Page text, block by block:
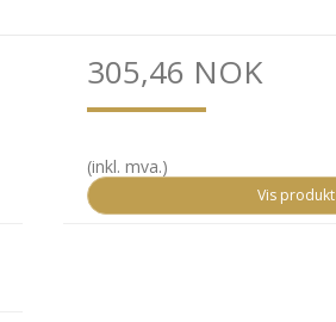
305,46 NOK
(inkl. mva.)
Vis produkt